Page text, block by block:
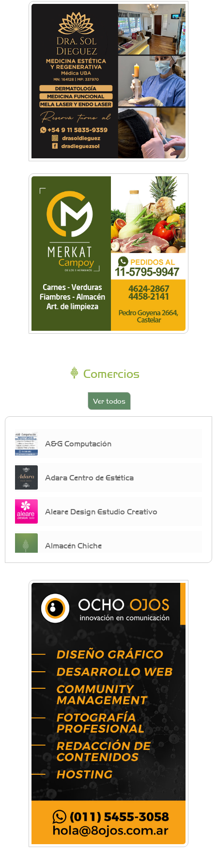
Comercios
Ver todos
A&G Computación
Adara Centro de Estética
Aleare Design Estudio Creativo
Almacén Chiche
crecimiento personal
Arq. Horacio Alejandro Sánchez
Artística ApasionArte
Artística Veral
BAIC Ramos Mejía
Brisé Estudio de Danzas
Buenos Aires Equipar